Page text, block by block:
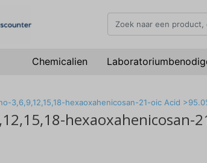
Chemicalien
3,6,9,12,15,18-hexaoxahenicosan-21-oic Acid
hexaoxahenicosan-